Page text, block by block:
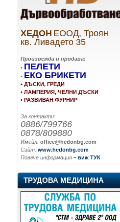
ХЕДОН ЕООД, Троян
кв. Ливадето 35
Произвежда и продава:
• ПЕЛЕТИ
• ЕКО БРИКЕТИ
• ДЪСКИ, ГРЕДИ
• ЛАМПЕРИЯ, ЧЕЛНИ ДЪСКИ
• РАЗВИВАН ФУРНИР
За контакти:
0886/799766
0878/809880
Имейл: office@hedonbg.com
Сайт: www.hedonbg.com
Повече информация – виж ТУК
ТРУДОВА МЕДИЦИНА